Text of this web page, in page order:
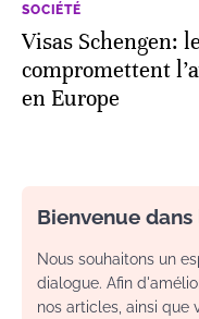
SOCIÉTÉ
Visas Schengen:
compromettent
en Europe
Bienvenue
Nous souhaitons un
dialogue. Afin
nos articles, ainsi que